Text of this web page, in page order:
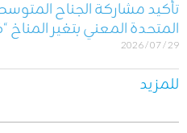
تأكيد مشاركة الجناح
المتحدة المعني بتغير المناخ “كوب31” في
29 / 07 / 2026
للمزيد